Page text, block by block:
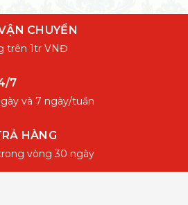
CHUYỂN
trên 1tr VNĐ
7
và 7 ngày/tuần
HÀNG
vòng 30 ngày